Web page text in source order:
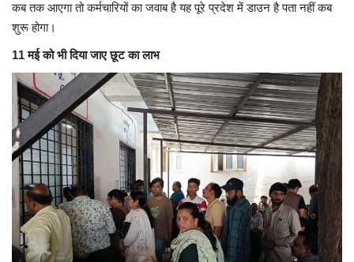
कब तक आएगा तो कर्मचारियों का जवाब है यह पूरे प्रदेश में डाउन है पता नहीं कब
शुरू होगा।
11 मई को भी दिया जाए छूट का लाभ